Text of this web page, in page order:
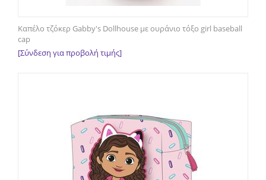
Καπέλο τζόκερ Gabby's Dollhouse με ουράνιο τόξο girl baseball
cap
[Σύνδεση για προβολή τιμής]